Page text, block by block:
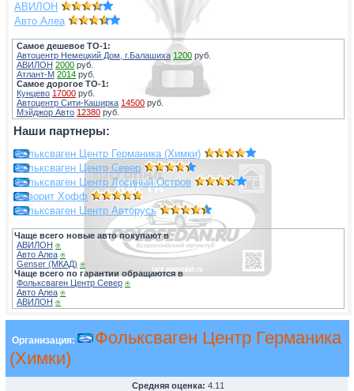
АВИЛОН
Авто Алеа
Самое дешевое ТО-1:
Автоцентр Немецкий Дом, г.Балашиха 1200 руб.
АВИЛОН 2000 руб.
Атлант-М 2014 руб.
Самое дорогое ТО-1:
Кунцево 17000 руб.
Автоцентр Сити-Каширка 14500 руб.
Мэйджор Авто 12380 руб.
Наши партнеры:
Фольксваген Центр Германика (Химки)
Фольксваген Центр Север
Фольксваген Центр Лосиный Остров
Фаворит Хофф
Фольксваген Центр Авторусь
Чаще всего новые авто покупают в
АВИЛОН ⍟
Авто Алеа ⍟
Genser (МКАД) ⍟
Чаще всего по гарантии обращаются в
Фольксваген Центр Север ⍟
Авто Алеа ⍟
АВИЛОН ⍟
Организация:
Фольксваген Центр Германика
(Химки)
Средняя оценка: 4.11